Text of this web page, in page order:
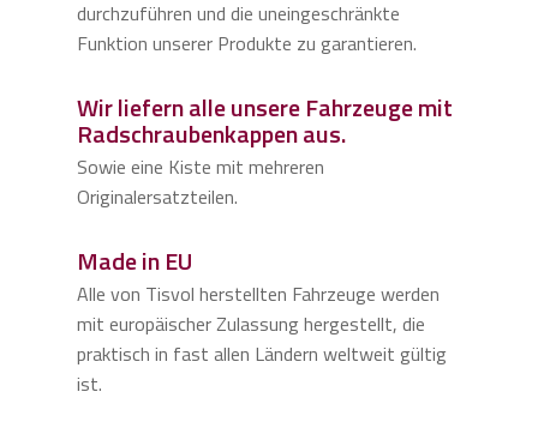
durchzuführen und die uneingeschränkte
Funktion unserer Produkte zu garantieren.
Wir liefern alle unsere Fahrzeuge mit
Radschraubenkappen aus.
Sowie eine Kiste mit mehreren
Originalersatzteilen.
Made in EU
Alle von Tisvol herstellten Fahrzeuge werden
mit europäischer Zulassung hergestellt, die
praktisch in fast allen Ländern weltweit gültig
ist.